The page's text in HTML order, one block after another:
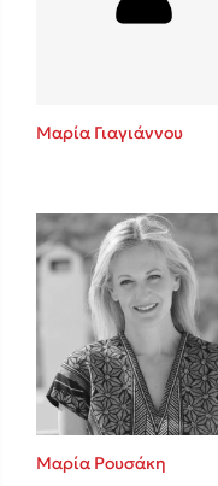
Το
Το
Μαρία Γιαγιάννου
Μαρία Ρουσάκη